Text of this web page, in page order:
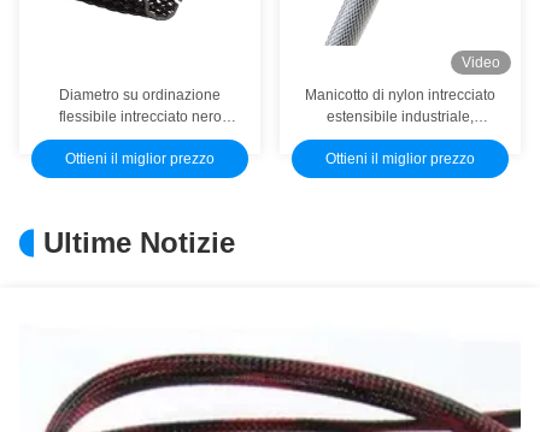
Diametro su ordinazione
flessibile intrecciato nero
estensibile della manica di
nylon ad alta resistenza
Ottieni il miglior prezzo
Video
Manicotto di nylon intrecciato
estensibile industriale,
manica di nylon intrecciata
della maglia
Ottieni il miglior prezzo
Ultime Notizie